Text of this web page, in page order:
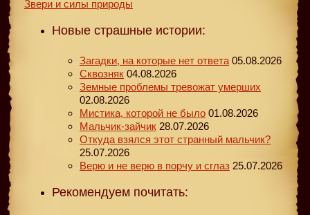
Звери и силы природы
Новые страшные истории:
Загадки, на которые нет ответа 05.08.2026
Сквозняк 04.08.2026
Земные проблемы тревожат умерших
02.08.2026
Мистика, которой не было 01.08.2026
Мальчик-зайчик 28.07.2026
Откуда взялся этот странный мальчик?
25.07.2026
Верю и не верю в порчу и сглаз 25.07.2026
Рекомендуем почитать: